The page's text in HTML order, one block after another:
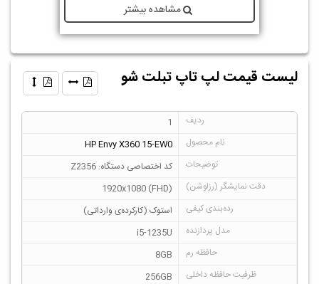
مشاهده بیشتر
لیست قیمت لپ تاپ تبلت شو
1
HP Envy X360 15-EW0
کد اختصاصی دستگاه: Z2356
1920x1080 (FHD)
استوک (کارکرده‌ی وارداتی)
i5-1235U
8GB
256GB